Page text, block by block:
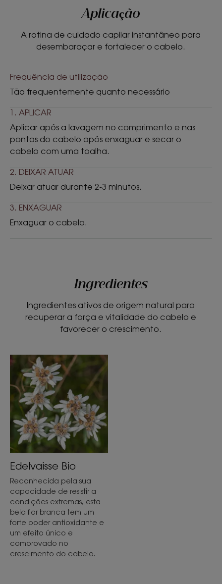
Aplicação
A rotina de cuidado capilar instantâneo para
desembaraçar e fortalecer o cabelo.
Frequência de utilização
Tão frequentemente quanto necessário
1. APLICAR
Aplicar após a lavagem no comprimento e nas
pontas do cabelo após enxaguar e secar o
cabelo com uma toalha.
2. DEIXAR ATUAR
Deixar atuar durante 2-3 minutos.
3. ENXAGUAR
Enxaguar o cabelo.
Ingredientes
Ingredientes ativos de origem natural para
recuperar a força e vitalidade do cabelo e
favorecer o crescimento.
Edelvaisse Bio
Reconhecida pela sua
capacidade de resistir a
condições extremas, esta
bela flor branca tem um
forte poder antioxidante e
um efeito único e
comprovado no
crescimento do cabelo.